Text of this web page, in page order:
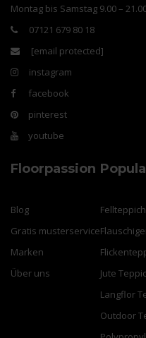
Montag bis Samstag 9.00 –
07121 679 80 18
[email protected]
instagram
facebook
pinterest
youtube
Floorpassion
Blog
Gratis musterservice
Marken
Über uns
Jute
Langflor
Outdoor